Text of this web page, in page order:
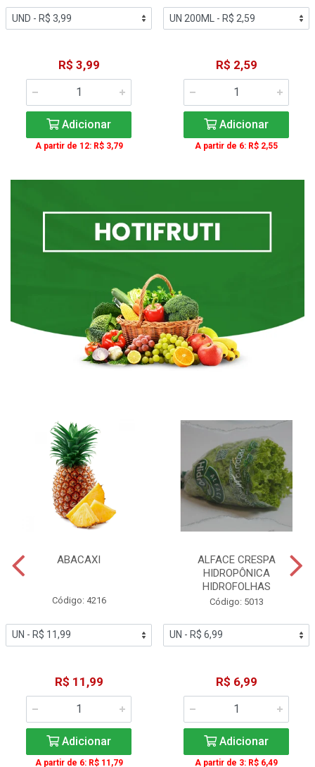
R$ 3,99
Adicionar
A partir de 12: R$ 3,79
R$ 2,59
Adicionar
A partir de 6: R$ 2,55
ABACAXI
Código: 4216
R$ 11,99
Adicionar
A partir de 6: R$ 11,79
ALFACE CRESPA
HIDROPÔNICA
HIDROFOLHAS
Código: 5013
R$ 6,99
Adicionar
A partir de 3: R$ 6,49